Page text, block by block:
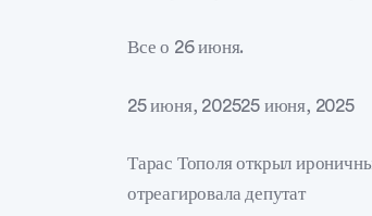
Все о 26 июня.
25 июня, 202525 июня, 2025
Тарас Тополя открыл
отреагировала депутат